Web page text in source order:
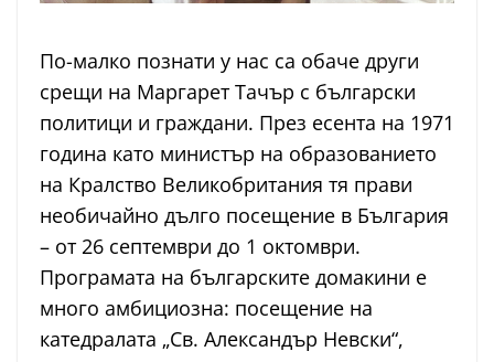
По-малко познати у нас са обаче други
срещи на Маргарет Тачър с български
политици и граждани. През есента на 1971
година като министър на образованието
на Кралство Великобритания тя прави
необичайно дълго посещение в България
– от 26 септември до 1 октомври.
Програмата на българските домакини е
много амбициозна: посещение на
катедралата „Св. Александър Невски“,